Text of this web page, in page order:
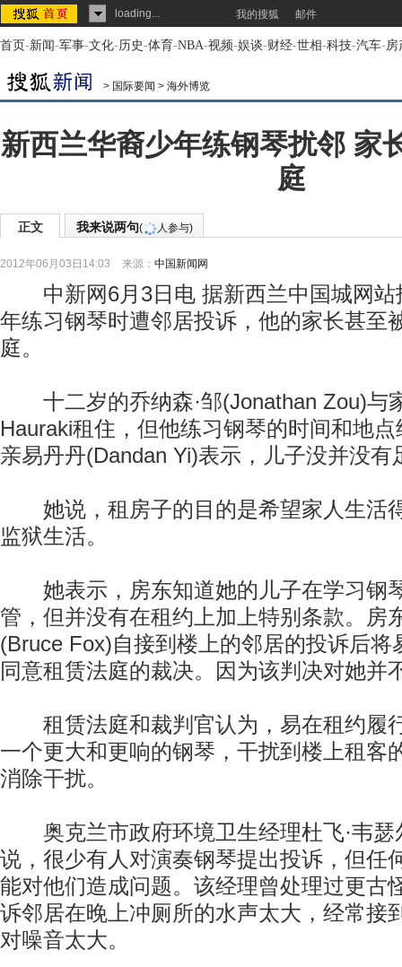
loading... 我的搜狐 邮件
首页-新闻-军事-文化-历史-体育-NBA-视频-娱谈-财经-世相-科技-汽车-房
> 国际要闻 > 海外博览
新西兰华裔少年练钢琴扰邻 家
庭
正文 我来说两句( 人参与)
2012年06月03日14:03 来源： 中国新闻网
中新网6月3日电 据新西兰中国城网站
年练习钢琴时遭邻居投诉，他的家长甚至
庭。
十二岁的乔纳森·邹(Jonathan Zou)与
Hauraki租住，但他练习钢琴的时间和地
亲易丹丹(Dandan Yi)表示，儿子没并没有
她说，租房子的目的是希望家人生活
监狱生活。
她表示，房东知道她的儿子在学习钢
管，但并没有在租约上加上特别条款。房
(Bruce Fox)自接到楼上的邻居的投诉后将
同意租赁法庭的裁决。因为该判决对她并
租赁法庭和裁判官认为，易在租约履
一个更大和更响的钢琴，干扰到楼上租客
消除干扰。
奥克兰市政府环境卫生经理杜飞·韦瑟
说，很少有人对演奏钢琴提出投诉，但任
能对他们造成问题。该经理曾处理过更古
诉邻居在晚上冲厕所的水声太大，经常接
对噪音太大。